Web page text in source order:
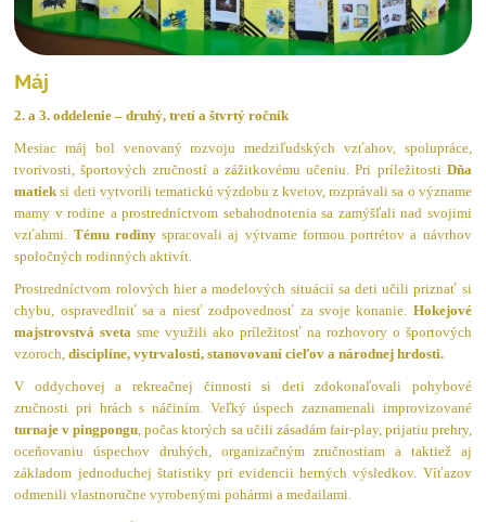
Máj
2. a 3. oddelenie – druhý, tretí a štvrtý ročník
Mesiac máj bol venovaný rozvoju medziľudských vzťahov, spolupráce,
tvorivosti, športových zručností a zážitkovému učeniu. Pri príležitosti Dňa
matiek si deti vytvorili tematickú výzdobu z kvetov, rozprávali sa o význame
mamy v rodine a prostredníctvom sebahodnotenia sa zamýšľali nad svojimi
vzťahmi. Tému rodinyspracovali aj výtvarne formou portrétov a návrhov
spoločných rodinných aktivít.
Prostredníctvom rolových hier a modelových situácií sa deti učili priznať si
chybu, ospravedlniť sa a niesť zodpovednosť za svoje konanie. Hokejové
majstrovstvá sveta sme využili ako príležitosť na rozhovory o športových
vzoroch,disciplíne, vytrvalosti, stanovovaní cieľov a národnej hrdosti.
V oddychovej a rekreačnej činnosti si deti zdokonaľovali pohybové
zručnosti pri hrách s náčiním. Veľký úspech zaznamenali improvizované
turnaje v pingpongu, počas ktorých sa učili zásadám fair-play, prijatiu prehry,
oceňovaniu úspechov druhých, organizačným zručnostiam a taktiež aj
základom jednoduchej štatistiky pri evidencii herných výsledkov. Víťazov
odmenili vlastnoručne vyrobenými pohármi a medailami.